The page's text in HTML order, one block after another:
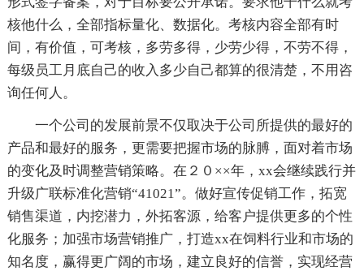
核他什么，全部指标量化、数据化。考核内容全部有时
间，有价值，可考核，多劳多得，少劳少得，不劳不得，
每级员工月底自己的收入多少自己都算的很清楚，不用咨
询任何人。
一个公司的发展前景不仅取决于公司所提供的最好的
产品和最好的服务，更需要把握市场的脉膊，面对着市场
的变化及时调整营销策略。在２０××年，xx会继续践行并
升级广联标准化营销“41021”。做好宣传促销工作，拓宽
销售渠道，内挖潜力，外拓客源，给客户提供更多的个性
化服务；加强市场营销推广，打造xx在饲料行业和市场的
知名度，赢得更广阔的市场，建立良好的信誉，实现经营